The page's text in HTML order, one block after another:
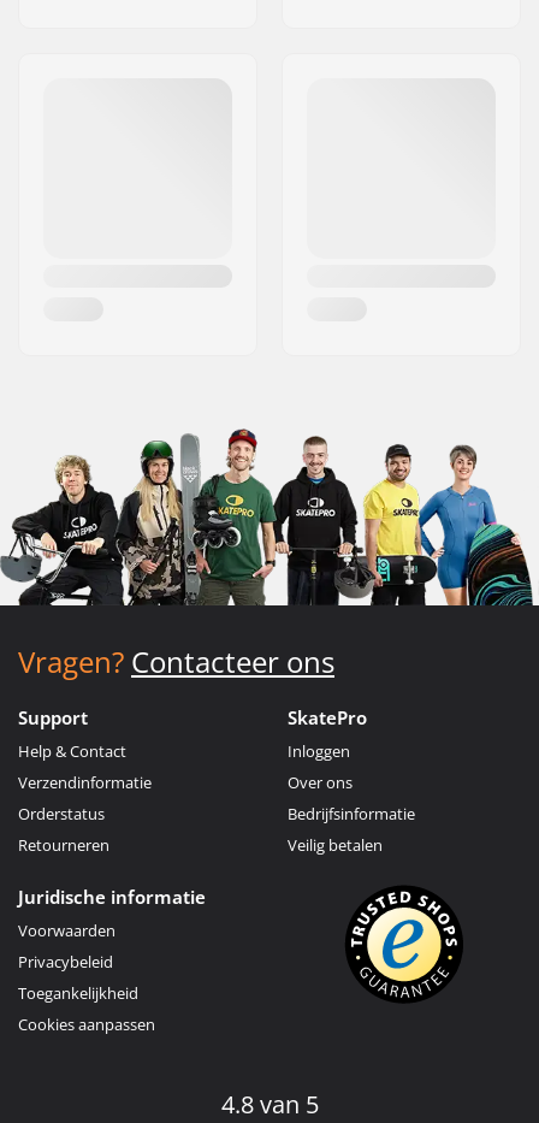
Vragen? Contacteer ons
Support
Help & Contact
Verzendinformatie
Orderstatus
Retourneren
SkatePro
Inloggen
Over ons
Bedrijfsinformatie
Veilig betalen
Juridische informatie
Voorwaarden
Privacybeleid
Toegankelijkheid
Cookies aanpassen
4.8 van 5